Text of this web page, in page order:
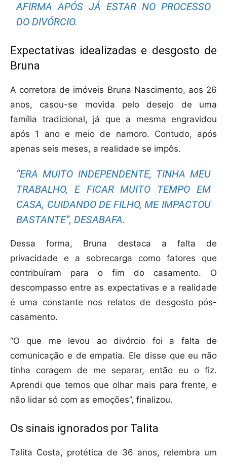
AFIRMA APÓS JÁ ESTAR NO PROCESSO
DO DIVÓRCIO.
Expectativas idealizadas e desgosto de
Bruna
A corretora de imóveis Bruna Nascimento, aos 26
anos, casou-se movida pelo desejo de uma
família tradicional, já que a mesma engravidou
após 1 ano e meio de namoro. Contudo, após
apenas seis meses, a realidade se impôs.
“ERA MUITO INDEPENDENTE, TINHA MEU
TRABALHO, E FICAR MUITO TEMPO EM
CASA, CUIDANDO DE FILHO, ME IMPACTOU
BASTANTE”, DESABAFA.
Dessa forma, Bruna destaca a falta de
privacidade e a sobrecarga como fatores que
contribuíram para o fim do casamento. O
descompasso entre as expectativas e a realidade
é uma constante nos relatos de desgosto pós-
casamento.
“O que me levou ao divórcio foi a falta de
comunicação e de empatia. Ele disse que eu não
tinha coragem de me separar, então eu o fiz.
Aprendi que temos que olhar mais para frente, e
não lidar só com as emoções”, finalizou.
Os sinais ignorados por Talita
Talita Costa, protética de 36 anos, relembra um